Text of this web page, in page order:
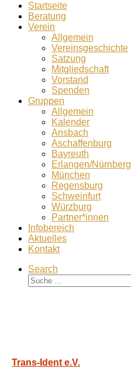
Startseite
Beratung
Verein
Allgemein
Vereins­geschichte
Satzung
Mitglied­schaft
Vorstand
Spenden
Gruppen
Allgemein
Kalender
Ansbach
Aschaffenburg
Bayreuth
Erlangen/Nürnberg
München
Regensburg
Schweinfurt
Würzburg
Partner*innen
Infobereich
Aktuelles
Kontakt
Search
Suche
Trans-Ident e.V.